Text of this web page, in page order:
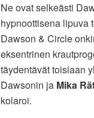
Ne ovat selkeästi
hypnoottisena lipuva
Dawson & Circle
eksentrinen
täydentävät toisiaan
Dawsonin ja Mika
kolaroi.